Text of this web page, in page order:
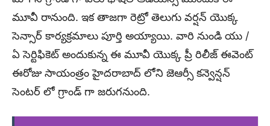
మూవీ రానుంది. ఇక తాజగా రెట్రో తెలుగు వర్షన్ యొక్క
సెన్సార్ కార్యక్రమాలు పూర్తి అయ్యాయి. వారి నుండి యు /
ఏ సెర్టిఫికెట్ అందుకున్న ఈ మూవీ యొక్క ప్రీ రిలీజ్ ఈవెంట్
ఈరోజు సాయంత్రం హైదరాబాద్ లోని జెఆర్సీ కన్వెన్షన్
సెంటర్ లో గ్రాండ్ గా జరుగనుంది.